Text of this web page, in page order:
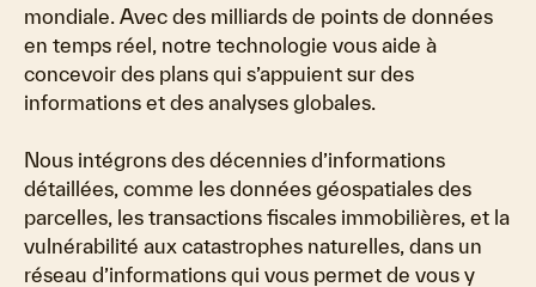
mondiale. Avec des milliards de points de données
en temps réel, notre technologie vous aide à
concevoir des plans qui s’appuient sur des
informations et des analyses globales.
Nous intégrons des décennies d’informations
détaillées, comme les données géospatiales des
parcelles, les transactions fiscales immobilières, et la
vulnérabilité aux catastrophes naturelles, dans un
réseau d’informations qui vous permet de vous y